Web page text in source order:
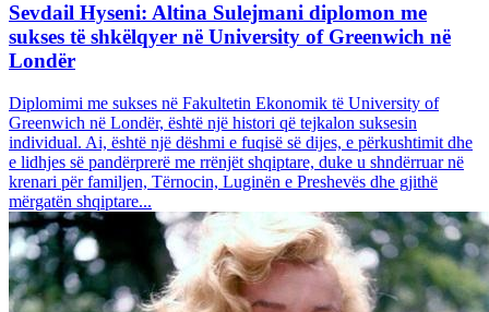
Sevdail Hyseni: Altina Sulejmani diplomon me
sukses të shkëlqyer në University of Greenwich në
Londër
Diplomimi me sukses në Fakultetin Ekonomik të University of
Greenwich në Londër, është një histori që tejkalon suksesin
individual. Ai, është një dëshmi e fuqisë së dijes, e përkushtimit dhe
e lidhjes së pandërprerë me rrënjët shqiptare, duke u shndërruar në
krenari për familjen, Tërnocin, Luginën e Preshevës dhe gjithë
mërgatën shqiptare...